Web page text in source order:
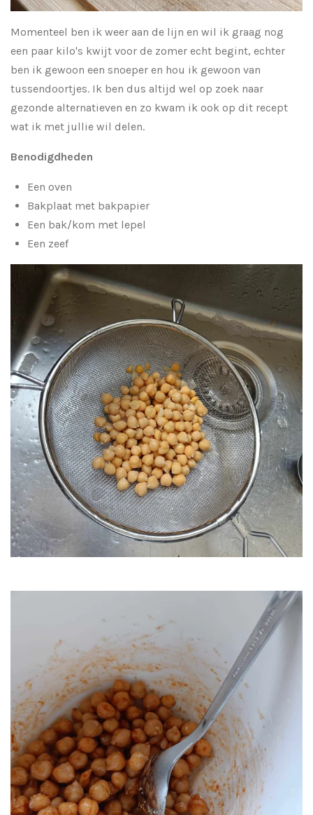
Momenteel ben ik weer aan de lijn en wil ik graag nog
een paar kilo's kwijt voor de zomer echt begint, echter
ben ik gewoon een snoeper en hou ik gewoon van
tussendoortjes. Ik ben dus altijd wel op zoek naar
gezonde alternatieven en zo kwam ik ook op dit recept
wat ik met jullie wil delen.
Benodigdheden
Een oven
Bakplaat met bakpapier
Een bak/kom met lepel
Een zeef